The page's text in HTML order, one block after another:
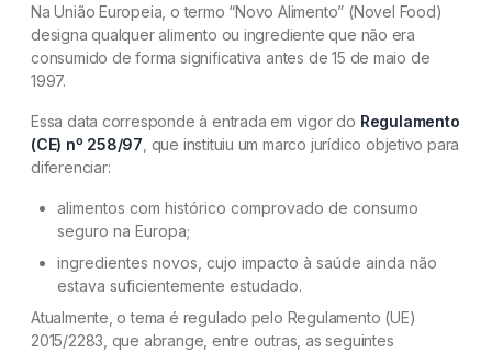
O que significa “novo alimento” na União
Europeia?
Qual foi o limite provisório de ingestão definido
pela EFSA?
O limite se aplica a qualquer produto com CBD?
Grupos que exigem maior cautela
Quais são as condições da EFSA para a revisão
dos níveis de CBD
Como a diretriz europeia molda o cenário global.
Na União Europeia, o termo “Novo Alimento” (Novel Food)
designa qualquer alimento ou ingrediente que não era
consumido de forma significativa antes de 15 de maio de
1997.
Essa data corresponde à entrada em vigor do Regulamento
(CE) nº 258/97 , que instituiu um marco jurídico objetivo para
diferenciar:
alimentos com histórico comprovado de consumo
seguro na Europa;
ingredientes novos, cujo impacto à saúde ainda não
estava suficientemente estudado.
Atualmente, o tema é regulado pelo Regulamento (UE)
2015/2283, que abrange, entre outras, as seguintes